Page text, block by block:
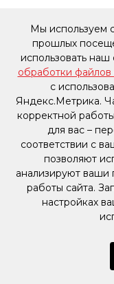
Мы используем
прошлых
использовать наш
обработки файлов
с
Яндекс.Метрика.
корректной
для вас –
соответствии с
позволяют
анализируют ваши
работы сайта.
настройках